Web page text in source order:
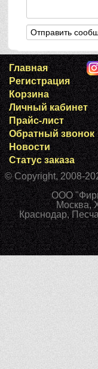
Главная
Регистрация
Корзина
Личный кабинет
Прайс-лист
Обратный звонок
Новости
Статус заказа
© Copyright, 2008-
ООО
Москва,
Краснодар,